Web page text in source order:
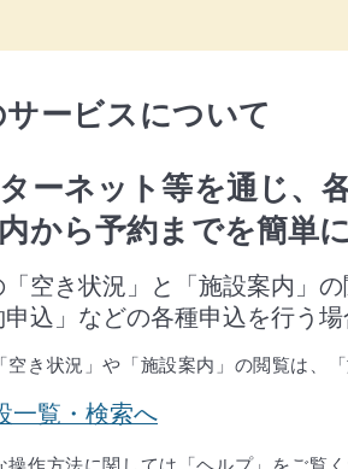
サービスについて
ーネット等を通じ、
から予約までを簡単
空き状況」と「施設案内」
申込」などの各種申込を行う
空き状況」や「施設案内」の閲覧は、
一覧・検索へ